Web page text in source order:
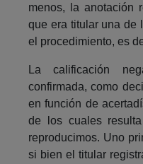
menos, la anotación
que era titular una de
el procedimiento, es
La calificación
confirmada, como
en función de
de los cuales
reproducimos. Uno
si bien el titular